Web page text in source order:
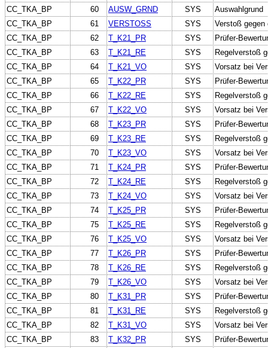
CC_TKA_BP
60 AUSW_GRND SYS
Auswahlgrund
CC_TKA_BP
61 VERSTOSS SYS
Verstoß
CC_TKA_BP
62 T_K21_PR SYS
Prüfer-
CC_TKA_BP
63 T_K21_RE SYS
Regelverstoß
CC_TKA_BP
64 T_K21_VO SYS
Vorsatz bei
CC_TKA_BP
65 T_K22_PR SYS
Prüfer-
CC_TKA_BP
66 T_K22_RE SYS
Regelverstoß
CC_TKA_BP
67 T_K22_VO SYS
Vorsatz bei
CC_TKA_BP
68 T_K23_PR SYS
Prüfer-
CC_TKA_BP
69 T_K23_RE SYS
Regelverstoß
CC_TKA_BP
70 T_K23_VO SYS
Vorsatz bei
CC_TKA_BP
71 T_K24_PR SYS
Prüfer-
CC_TKA_BP
72 T_K24_RE SYS
Regelverstoß
CC_TKA_BP
73 T_K24_VO SYS
Vorsatz bei
CC_TKA_BP
74 T_K25_PR SYS
Prüfer-
CC_TKA_BP
75 T_K25_RE SYS
Regelverstoß
CC_TKA_BP
76 T_K25_VO SYS
Vorsatz bei
CC_TKA_BP
77 T_K26_PR SYS
Prüfer-
CC_TKA_BP
78 T_K26_RE SYS
Regelverstoß
CC_TKA_BP
79 T_K26_VO SYS
Vorsatz bei
CC_TKA_BP
80 T_K31_PR SYS
Prüfer-
CC_TKA_BP
81 T_K31_RE SYS
Regelverstoß
CC_TKA_BP
82 T_K31_VO SYS
Vorsatz bei
CC_TKA_BP
83 T_K32_PR SYS
Prüfer-